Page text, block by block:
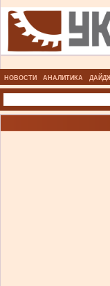
НОВОСТИ АНАЛИТИКА